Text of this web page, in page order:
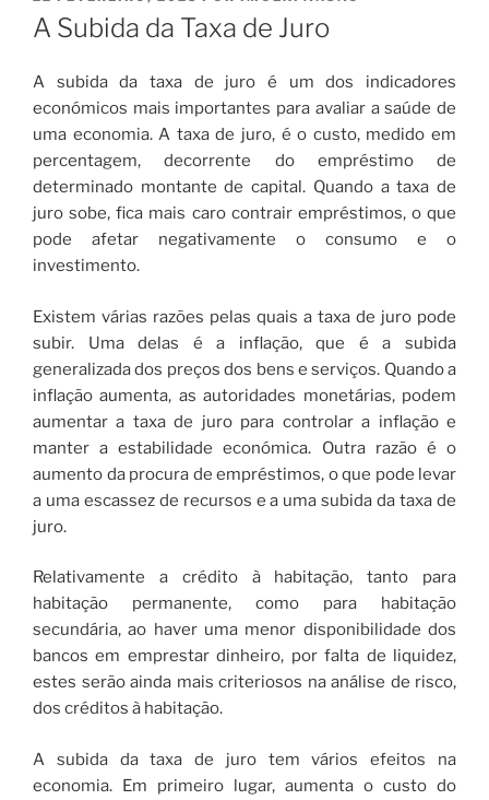
EM
A Subida da Taxa de Juro
A subida da taxa de juro é um dos indicadores
económicos mais importantes para avaliar a saúde de
uma economia. A taxa de juro, é o custo, medido em
percentagem, decorrente do empréstimo de
determinado montante de capital. Quando a taxa de
juro sobe, fica mais caro contrair empréstimos, o que
pode afetar negativamente o consumo e o
investimento.
Existem várias razões pelas quais a taxa de juro pode
subir. Uma delas é a inflação, que é a subida
generalizada dos preços dos bens e serviços. Quando a
inflação aumenta, as autoridades monetárias, podem
aumentar a taxa de juro para controlar a inflação e
manter a estabilidade económica. Outra razão é o
aumento da procura de empréstimos, o que pode levar
a uma escassez de recursos e a uma subida da taxa de
juro.
Relativamente a crédito à habitação, tanto para
habitação permanente, como para habitação
secundária, ao haver uma menor disponibilidade dos
bancos em emprestar dinheiro, por falta de liquidez,
estes serão ainda mais criteriosos na análise de risco,
dos créditos à habitação.
A subida da taxa de juro tem vários efeitos na
economia. Em primeiro lugar, aumenta o custo do